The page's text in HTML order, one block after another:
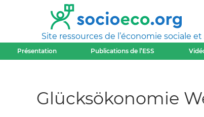
Site ressources de l’économie sociale
Présentation Publications de l’ESS
Glücksökonomie